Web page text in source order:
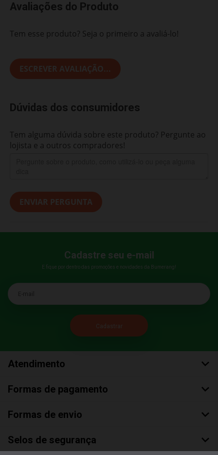
Avaliações do Produto
Tem esse produto? Seja o primeiro a avaliá-lo!
ESCREVER AVALIAÇÃO...
Dúvidas dos consumidores
Tem alguma dúvida sobre este produto? Pergunte ao
lojista e a outros compradores!
ENVIAR PERGUNTA
Cadastre seu e-mail
E fique por dentro das promoções e novidades da Bumerang!
E-mail
Atendimento
Formas de pagamento
Formas de envio
Selos de segurança